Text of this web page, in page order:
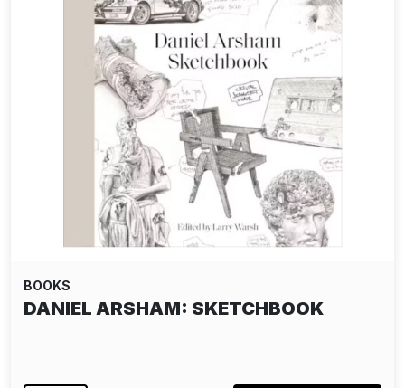
BOOKS
DANIEL ARSHAM: SKETCHBOOK